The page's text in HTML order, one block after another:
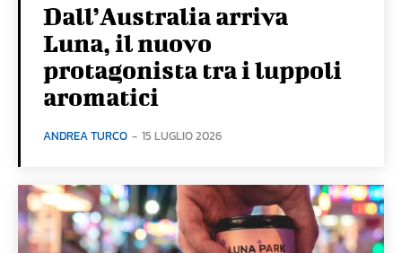
Dall’Australia arriva
Luna, il nuovo
protagonista tra i luppoli
aromatici
ANDREA TURCO - 15 LUGLIO 2026